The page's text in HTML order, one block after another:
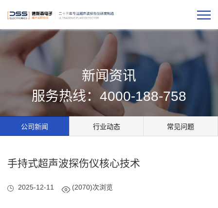
新闻资讯
服务热线：4000-188-758
公司新闻 行业动态 常见问题
手持式超声波探伤仪核心技术
2025-12-11 (2070)次浏览